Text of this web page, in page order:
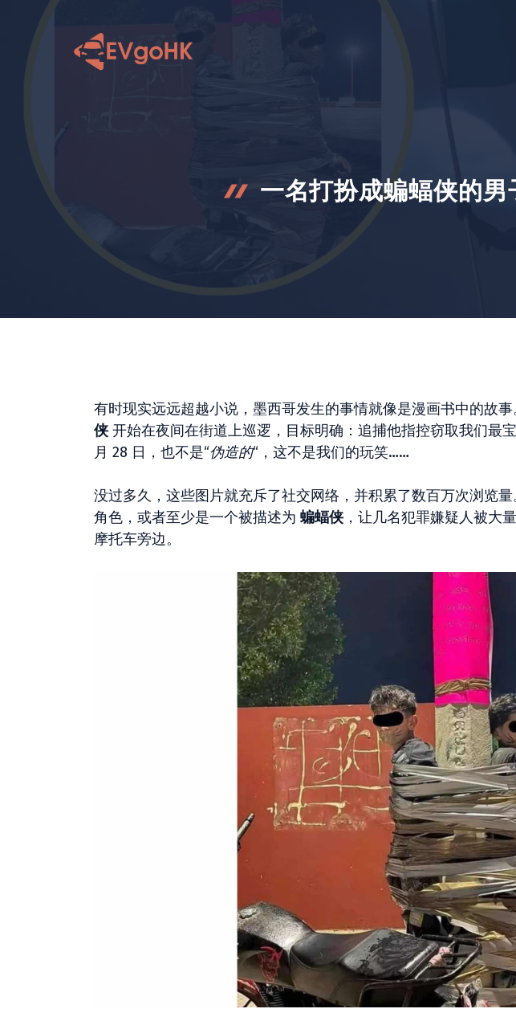
一名打扮成蝙蝠侠的
有时现实远远超越小说，墨西哥发生的事情就像是漫画书中的故事
侠开始在夜间在街道上巡逻，目标明确：追捕他指控窃取我们最
月 28 日，也不是“伪造的“，这不是我们的玩笑……
没过多久，这些图片就充斥了社交网络，并积累了数百万次浏览
角色，或者至少是一个被描述为 蝙蝠侠，让几名犯罪嫌疑人被大
摩托车旁边。